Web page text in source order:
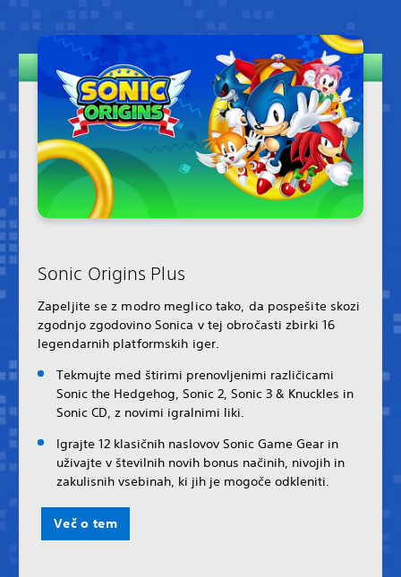
Sonic Origins Plus
Zapeljite se z modro meglico tako, da pospešite skozi
zgodnjo zgodovino Sonica v tej obročasti zbirki 16
legendarnih platformskih iger.
Tekmujte med štirimi prenovljenimi različicami
Sonic the Hedgehog, Sonic 2, Sonic 3 & Knuckles in
Sonic CD, z novimi igralnimi liki.
Igrajte 12 klasičnih naslovov Sonic Game Gear in
uživajte v številnih novih bonus načinih, nivojih in
zakulisnih vsebinah, ki jih je mogoče odkleniti.
Več o tem